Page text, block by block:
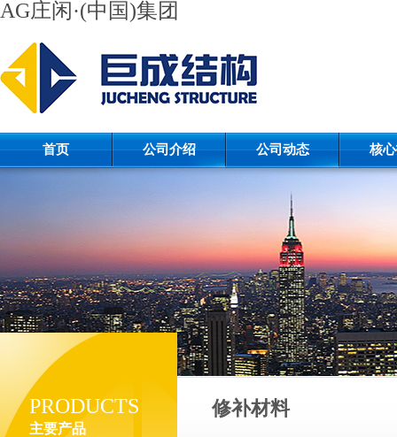
AG庄闲·(中国)集团
首页 公司介绍 公司动态 核
PRODUCTS
主要产品
修补材料